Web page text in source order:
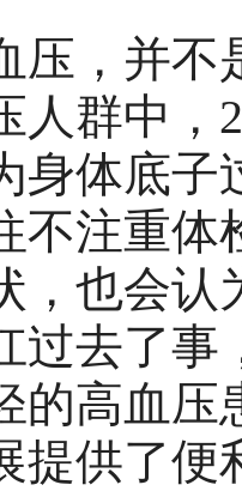
，并不
人群中，
身体底
不注重体
，也会认
过去了事
的高血压
提供了便